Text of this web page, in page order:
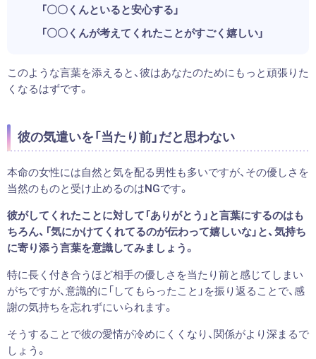
「〇〇くんといると安心する」
「〇〇くんが考えてくれたことがすごく嬉しい」
このような言葉を添えると、彼はあなたのためにもっと頑張りた
くなるはずです。
彼の気遣いを「当たり前」だと思わない
本命の女性には自然と気を配る男性も多いですが、その優しさを
当然のものと受け止めるのはNGです。
彼がしてくれたことに対して「ありがとう」と言葉にするのはも
ちろん、「気にかけてくれてるのが伝わって嬉しいな」と、気持ち
に寄り添う言葉を意識してみましょう。
特に長く付き合うほど相手の優しさを当たり前と感じてしまい
がちですが、意識的に「してもらったこと」を振り返ることで、感
謝の気持ちを忘れずにいられます。
そうすることで彼の愛情が冷めにくくなり、関係がより深まるで
しょう。